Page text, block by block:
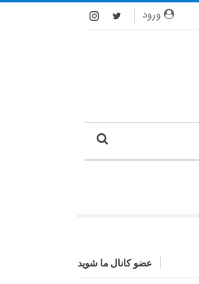
ورود
عضو کانال ما شوید